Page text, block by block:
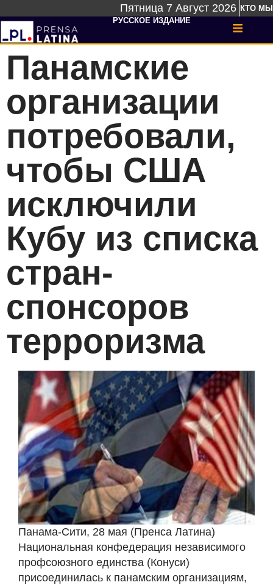
Пятница 7 Август 2026 КТО МЫ
РУССКОЕ ИЗДАНИЕ
Панамские
организации
потребовали,
чтобы США
исключили
Кубу из списка
стран-
спонсоров
терроризма
Панама-Сити, 28 мая (Пренса Латина)
Национальная конфедерация независимого
профсоюзного единства (Конуси)
присоединилась к панамским организациям,